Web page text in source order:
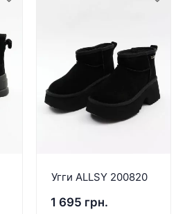
Угги ALLSY 200820
1 695 грн.